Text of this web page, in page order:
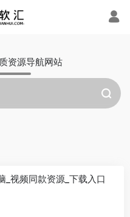
资源导航网站
_视频同款资源_下载入口